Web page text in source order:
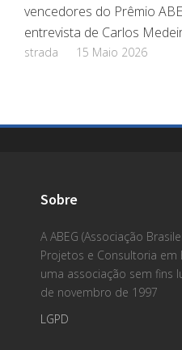
vencedores do Prêmio
entrevista de Carlos
strada 15 Maio 2026
Sobre
A ABEG (Associação
Projetos e Consultoria em
uma associação sem fins
de novembro de 1997
LGPD